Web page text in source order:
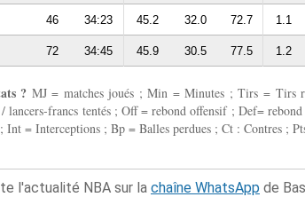
46 34:23 45.2 32.0 72.7 1.1
72 34:45 45.9 30.5 77.5 1.2
? MJ = matches joués ; Min = Minutes ; Tirs = Tirs
/ lancers-francs tentés ; Off = rebond offensif ; Def=
Int = Interceptions ; Bp = Balles perdues ; Ct : Contres ;
l'actualité NBA sur la chaîne WhatsApp de